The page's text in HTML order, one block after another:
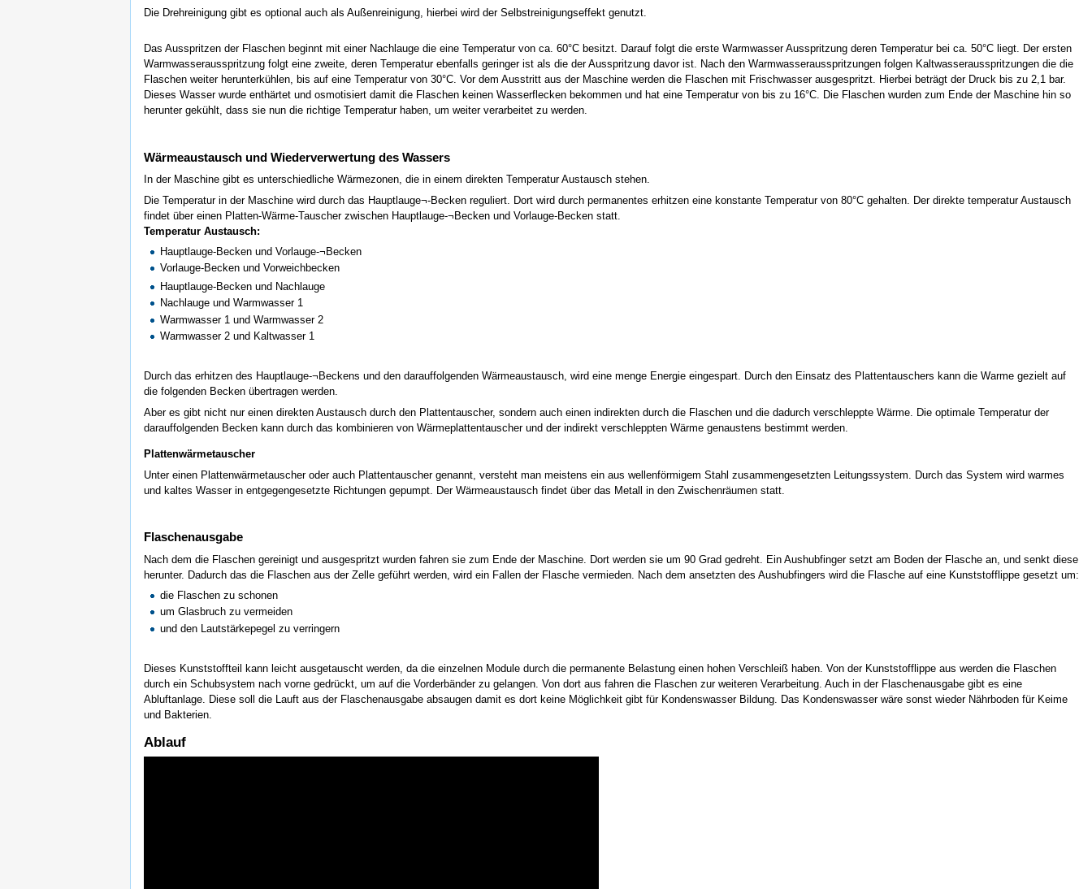
Die Drehreinigung gibt es optional auch als Außenreinigung, hierbei wird der Selbstreinigungseffekt genutzt.
Das Ausspritzen der Flaschen beginnt mit einer Nachlauge die eine Temperatur von ca. 60°C besitzt. Darauf folgt die erste Warmwasser Ausspritzung deren Temperatur bei ca. 50°C liegt. Der ersten
Warmwasserausspritzung folgt eine zweite, deren Temperatur ebenfalls geringer ist als die der Ausspritzung davor ist. Nach den Warmwasserausspritzungen folgen Kaltwasserausspritzungen die die
Flaschen weiter herunterkühlen, bis auf eine Temperatur von 30°C. Vor dem Ausstritt aus der Maschine werden die Flaschen mit Frischwasser ausgespritzt. Hierbei beträgt der Druck bis zu 2,1 bar.
Dieses Wasser wurde enthärtet und osmotisiert damit die Flaschen keinen Wasserflecken bekommen und hat eine Temperatur von bis zu 16°C. Die Flaschen wurden zum Ende der Maschine hin so
herunter gekühlt, dass sie nun die richtige Temperatur haben, um weiter verarbeitet zu werden.
Wärmeaustausch und Wiederverwertung des Wassers
In der Maschine gibt es unterschiedliche Wärmezonen, die in einem direkten Temperatur Austausch stehen.
Die Temperatur in der Maschine wird durch das Hauptlauge¬-Becken reguliert. Dort wird durch permanentes erhitzen eine konstante Temperatur von 80°C gehalten. Der direkte temperatur Austausch
findet über einen Platten-Wärme-Tauscher zwischen Hauptlauge-¬Becken und Vorlauge-Becken statt.
Temperatur Austausch:
Hauptlauge-Becken und Vorlauge-¬Becken
Vorlauge-Becken und Vorweichbecken
Hauptlauge-Becken und Nachlauge
Nachlauge und Warmwasser 1
Warmwasser 1 und Warmwasser 2
Warmwasser 2 und Kaltwasser 1
Durch das erhitzen des Hauptlauge-¬Beckens und den darauffolgenden Wärmeaustausch, wird eine menge Energie eingespart. Durch den Einsatz des Plattentauschers kann die Warme gezielt auf
die folgenden Becken übertragen werden.
Aber es gibt nicht nur einen direkten Austausch durch den Plattentauscher, sondern auch einen indirekten durch die Flaschen und die dadurch verschleppte Wärme. Die optimale Temperatur der
darauffolgenden Becken kann durch das kombinieren von Wärmeplattentauscher und der indirekt verschleppten Wärme genaustens bestimmt werden.
Plattenwärmetauscher
Unter einen Plattenwärmetauscher oder auch Plattentauscher genannt, versteht man meistens ein aus wellenförmigem Stahl zusammengesetzten Leitungssystem. Durch das System wird warmes
und kaltes Wasser in entgegengesetzte Richtungen gepumpt. Der Wärmeaustausch findet über das Metall in den Zwischenräumen statt.
Flaschenausgabe
Nach dem die Flaschen gereinigt und ausgespritzt wurden fahren sie zum Ende der Maschine. Dort werden sie um 90 Grad gedreht. Ein Aushubfinger setzt am Boden der Flasche an, und senkt diese
herunter. Dadurch das die Flaschen aus der Zelle geführt werden, wird ein Fallen der Flasche vermieden. Nach dem ansetzten des Aushubfingers wird die Flasche auf eine Kunststofflippe gesetzt um:
die Flaschen zu schonen
um Glasbruch zu vermeiden
und den Lautstärkepegel zu verringern
Dieses Kunststoffteil kann leicht ausgetauscht werden, da die einzelnen Module durch die permanente Belastung einen hohen Verschleiß haben. Von der Kunststofflippe aus werden die Flaschen
durch ein Schubsystem nach vorne gedrückt, um auf die Vorderbänder zu gelangen. Von dort aus fahren die Flaschen zur weiteren Verarbeitung. Auch in der Flaschenausgabe gibt es eine
Abluftanlage. Diese soll die Lauft aus der Flaschenausgabe absaugen damit es dort keine Möglichkeit gibt für Kondenswasser Bildung. Das Kondenswasser wäre sonst wieder Nährboden für Keime
und Bakterien.
Ablauf